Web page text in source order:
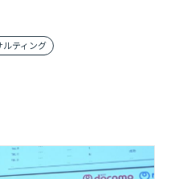
ルティング